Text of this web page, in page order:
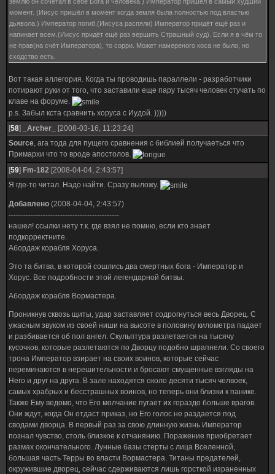
момент. (Иисус пришёл в момент когда земля была полностью под властью
дьявола.) Император погиб.(Иисуса распяли) Император придёт ещё раз и
напинает всем.(Иисус придёт ещё раз вершить Страшный суд). Если я в чём то
не прав(на счёт Императора), то сорри. Может намереного коса не было, но
сходство есть.
Вот такая аллегория. Когда ты проводишь параллели - разработчики
потирают руки от того, что заставили еще пару тысяч человек стучать по
клаве на форуме.
p.s. Забыл кста сравнить хоруса с Иудой. )))))
[58] _Archer_
[2008-03-16, 11:23:24]
Source, ага тода для пущего сравнения с библией получаеться что
Примархи что то вроде апостолов.
[59] Fm-182 [2008-04-04, 2:43:57]
Я где-то читал. Надо найти. Сразу выложу.
Добавлено (2008-04-04, 2:43:57)
---------------------------------------------
нашел! ссылки нету т.к. где взял не помню, если кто знает
подкорректните.
Абордаж корабля Хоруса.
Это та битва, в которой сошлись два смертных бога - Император и
Хорус. Все подробности этой легендарной битвы.
Абордаж корабля Вормастера.
Проникнув сквозь щиты, удар заставляет содрогнуться весь Дворец. С
ужасным звуком из своей ниши на высоте в половину километра падает
и разбивается об пол ангел. Скульптура разлетается на тысячу
кусочков, которые разлетаются по Дворцу подобно шрапнели. Со своего
трона Император взирает на своих воинов, которые сейчас
переминаются в нерешительности и бросают смущенные взгляды на
Него и друг на друга. В зале находятся около десяти тысяч челвоек,
самых храбрых и бесстрашных воинов, но теперь они близки к панике.
Также Ему ведомо, что Его молчание пугает их гораздо больше врагов.
Они ждут, когда Он отдаст приказ, но Его голос не раздается под
сводами дворца. В первый раз за свою длинную жизнь Император
познал чувство, столь близкое к отчанянию. Поражение приобретает
размах окончательного. Лунные базы стерты с лица Вселенной,
большая часть Терры во власти Вормастера. Титаны предателей,
окружившие дворец, сейчас сдерживаются лишь горсткой израненных